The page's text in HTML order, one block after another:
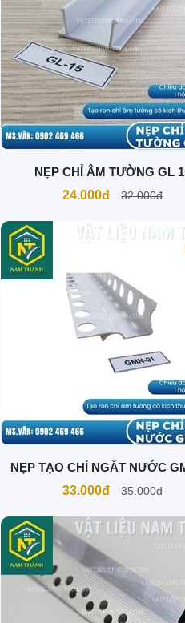
NẸP CHỈ ÂM TƯỜNG GL
24.000đ
32.000đ
NẸP TẠO CHỈ NGẮT NƯỚC
33.000đ
35.000đ